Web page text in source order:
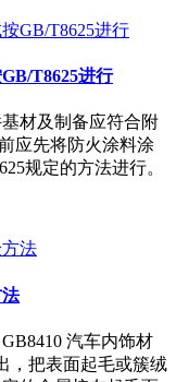
T8625进行
材及制备应符合附
应先将防火涂料涂
规定的方法进行。
汽车内饰材
，把表面起毛或簇绒